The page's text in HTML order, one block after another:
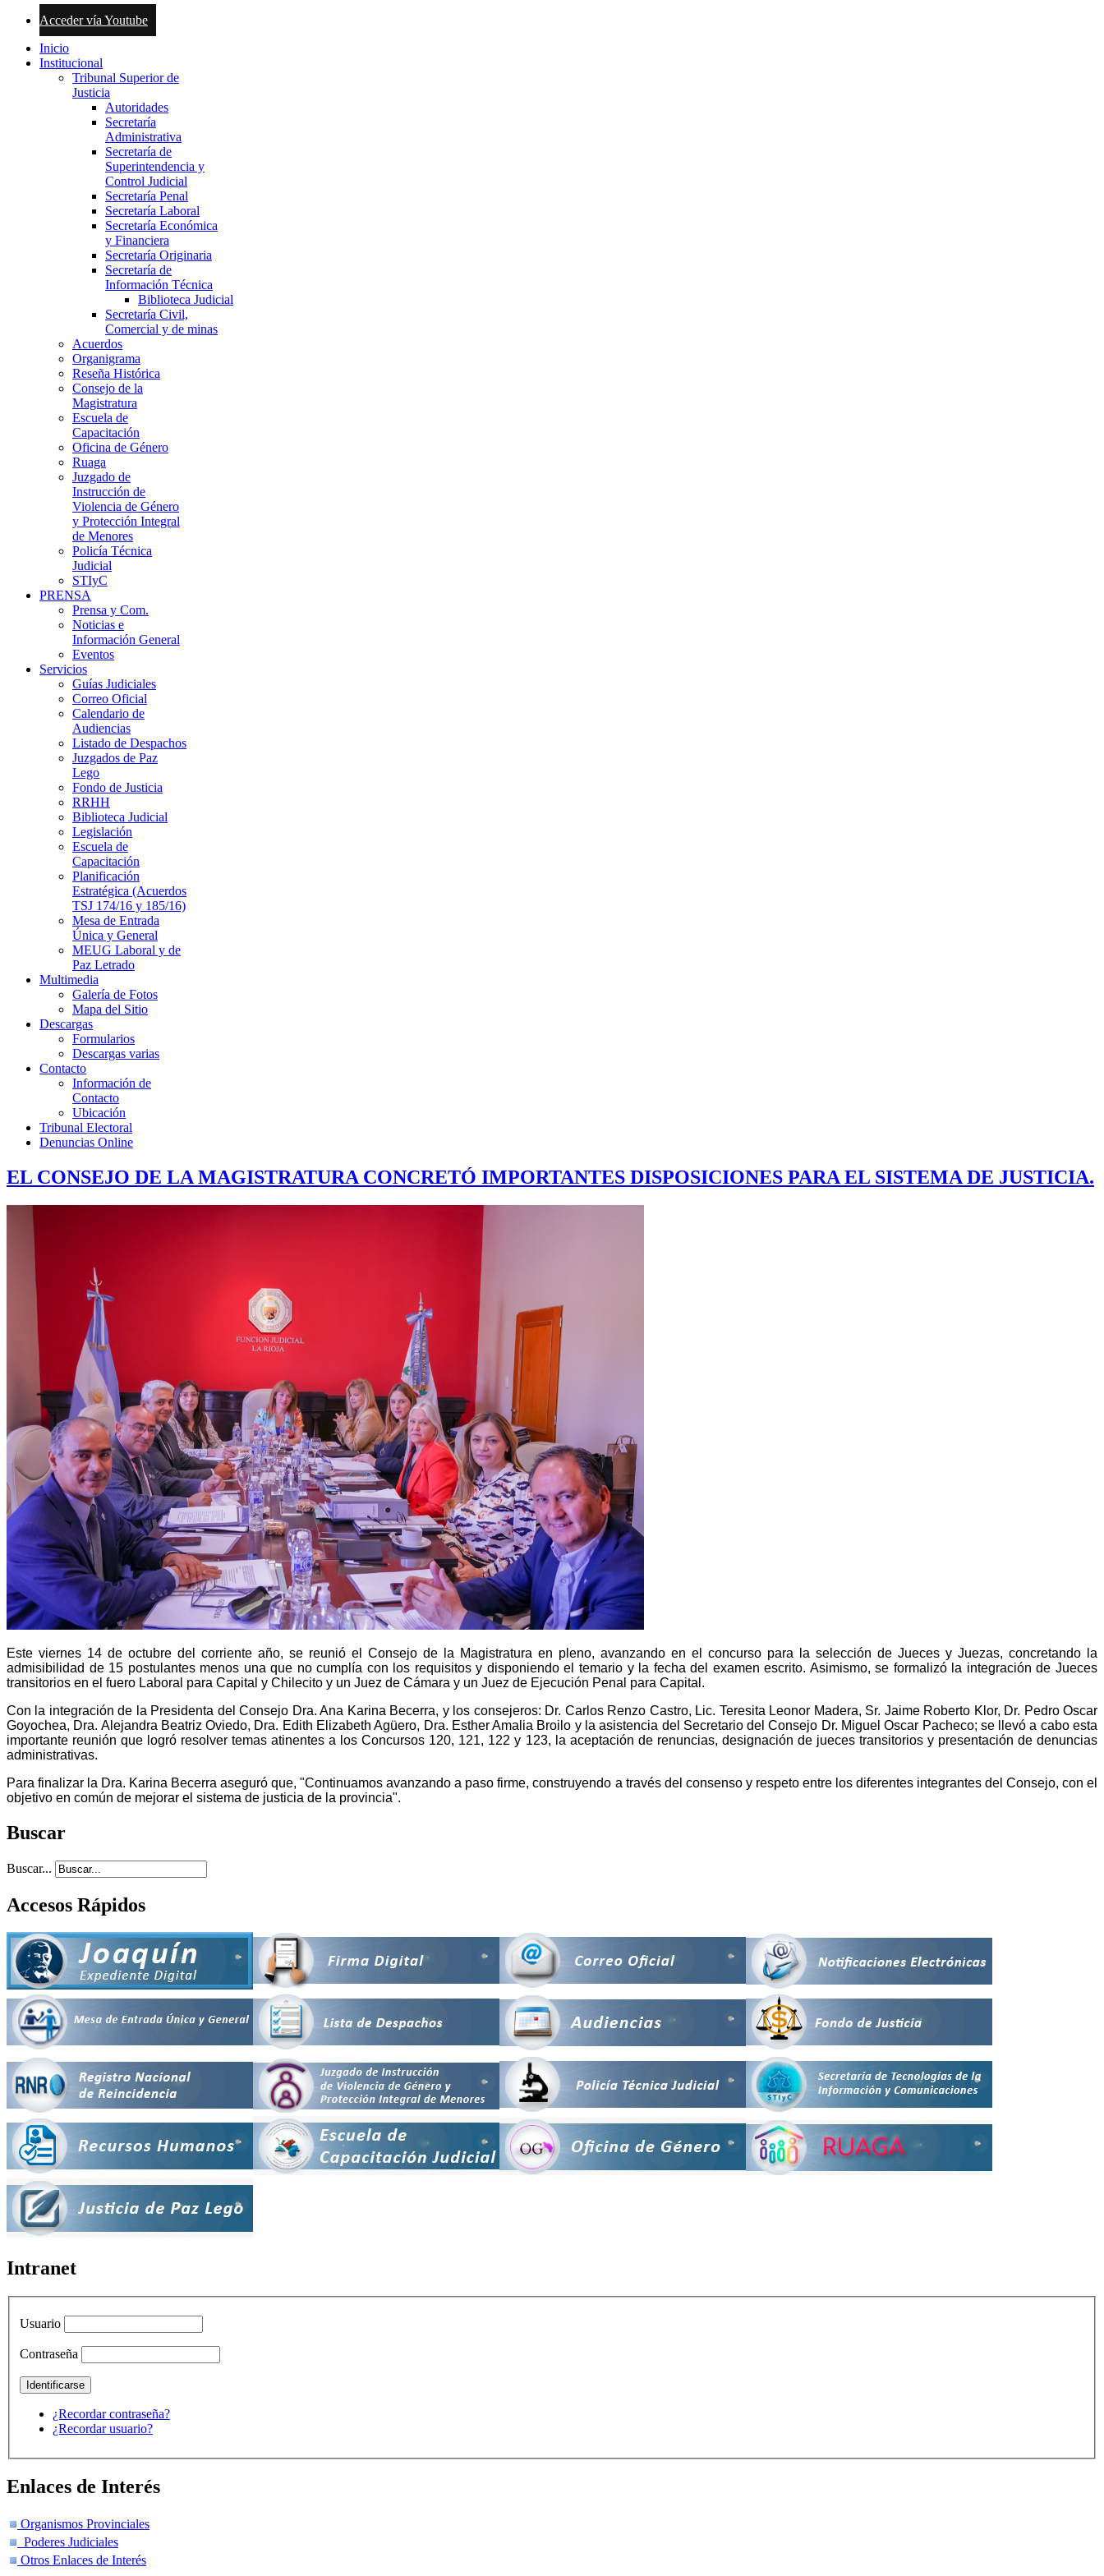
Acceder vía Youtube
Inicio
Institucional
Tribunal Superior de
Justicia
Autoridades
Secretaría
Administrativa
Secretaría de
Superintendencia y
Control Judicial
Secretaría Penal
Secretaría Laboral
Secretaría Económica
y Financiera
Secretaría Originaria
Secretaría de
Información Técnica
Biblioteca Judicial
Secretaría Civil,
Comercial y de minas
Acuerdos
Organigrama
Reseña Histórica
Consejo de la
Magistratura
Escuela de
Capacitación
Oficina de Género
Ruaga
Juzgado de
Instrucción de
Violencia de Género
y Protección Integral
de Menores
Policía Técnica
Judicial
STIyC
PRENSA
Prensa y Com.
Noticias e
Información General
Eventos
Servicios
Guías Judiciales
Correo Oficial
Calendario de
Audiencias
Listado de Despachos
Juzgados de Paz
Lego
Fondo de Justicia
RRHH
Biblioteca Judicial
Legislación
Escuela de
Capacitación
Planificación
Estratégica (Acuerdos
TSJ 174/16 y 185/16)
Mesa de Entrada
Única y General
MEUG Laboral y de
Paz Letrado
Multimedia
Galería de Fotos
Mapa del Sitio
Descargas
Formularios
Descargas varias
Contacto
Información de
Contacto
Ubicación
Tribunal Electoral
Denuncias Online
EL CONSEJO DE LA MAGISTRATURA CONCRETÓ IMPORTANTES DISPOSICIONES PARA EL SISTEMA DE JUSTICIA.
Este viernes 14 de octubre del corriente año, se reunió el Consejo de la Magistratura en pleno, avanzando en el concurso para la selección de Jueces y Juezas, concretando la
admisibilidad de 15 postulantes menos una que no cumplía con los requisitos y disponiendo el temario y la fecha del examen escrito. Asimismo, se formalizó la integración de Jueces
transitorios en el fuero Laboral para Capital y Chilecito y un Juez de Cámara y un Juez de Ejecución Penal para Capital.
Con la integración de la Presidenta del Consejo Dra. Ana Karina Becerra, y los consejeros: Dr. Carlos Renzo Castro, Lic. Teresita Leonor Madera, Sr. Jaime Roberto Klor, Dr. Pedro Oscar
Goyochea, Dra. Alejandra Beatriz Oviedo, Dra. Edith Elizabeth Agüero, Dra. Esther Amalia Broilo y la asistencia del Secretario del Consejo Dr. Miguel Oscar Pacheco; se llevó a cabo esta
importante reunión que logró resolver temas atinentes a los Concursos 120, 121, 122 y 123, la aceptación de renuncias, designación de jueces transitorios y presentación de denuncias
administrativas.
Para finalizar la Dra. Karina Becerra aseguró que, "Continuamos avanzando a paso firme, construyendo a través del consenso y respeto entre los diferentes integrantes del Consejo, con el
objetivo en común de mejorar el sistema de justicia de la provincia".
Buscar
Buscar...
Accesos Rápidos
Intranet
Usuario
Contraseña
¿Recordar contraseña?
¿Recordar usuario?
Enlaces de Interés
Organismos Provinciales
Poderes Judiciales
Otros Enlaces de Interés